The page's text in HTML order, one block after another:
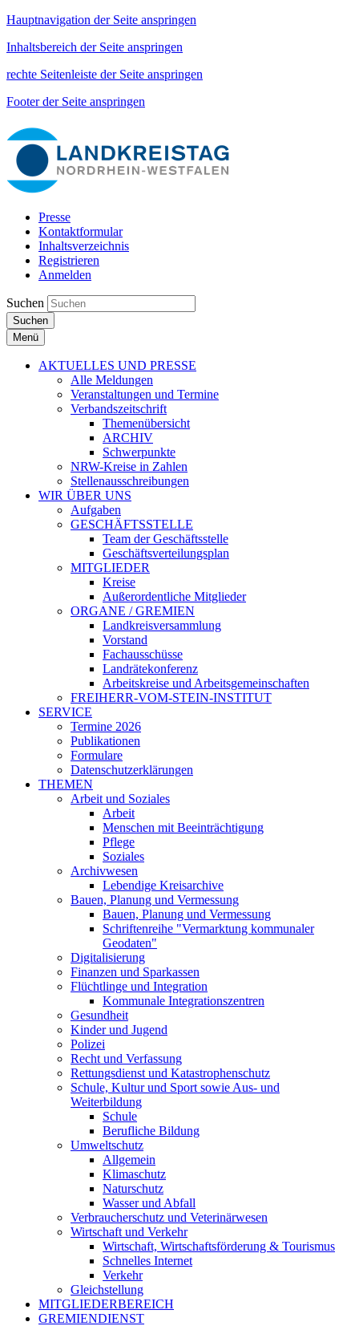
Hauptnavigation der Seite anspringen
Inhaltsbereich der Seite anspringen
rechte Seitenleiste der Seite anspringen
Footer der Seite anspringen
Presse
Kontaktformular
Inhaltsverzeichnis
Registrieren
Anmelden
Suchen
Suchen
Menü
AKTUELLES UND PRESSE
Alle Meldungen
Veranstaltungen und Termine
Verbandszeitschrift
Themenübersicht
ARCHIV
Schwerpunkte
NRW-Kreise in Zahlen
Stellenausschreibungen
WIR ÜBER UNS
Aufgaben
GESCHÄFTSSTELLE
Team der Geschäftsstelle
Geschäftsverteilungsplan
MITGLIEDER
Kreise
Außerordentliche Mitglieder
ORGANE / GREMIEN
Landkreisversammlung
Vorstand
Fachausschüsse
Landrätekonferenz
Arbeitskreise und Arbeitsgemeinschaften
FREIHERR-VOM-STEIN-INSTITUT
SERVICE
Termine 2026
Publikationen
Formulare
Datenschutzerklärungen
THEMEN
Arbeit und Soziales
Arbeit
Menschen mit Beeinträchtigung
Pflege
Soziales
Archivwesen
Lebendige Kreisarchive
Bauen, Planung und Vermessung
Bauen, Planung und Vermessung
Schriftenreihe "Vermarktung kommunaler
Geodaten"
Digitalisierung
Finanzen und Sparkassen
Flüchtlinge und Integration
Kommunale Integrationszentren
Gesundheit
Kinder und Jugend
Polizei
Recht und Verfassung
Rettungsdienst und Katastrophenschutz
Schule, Kultur und Sport sowie Aus- und
Weiterbildung
Schule
Berufliche Bildung
Umweltschutz
Allgemein
Klimaschutz
Naturschutz
Wasser und Abfall
Verbraucherschutz und Veterinärwesen
Wirtschaft und Verkehr
Wirtschaft, Wirtschaftsförderung & Tourismus
Schnelles Internet
Verkehr
Gleichstellung
MITGLIEDERBEREICH
GREMIENDIENST